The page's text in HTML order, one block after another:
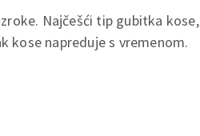
Najčešći tip gubitka kose,
kose napreduje s vremenom.